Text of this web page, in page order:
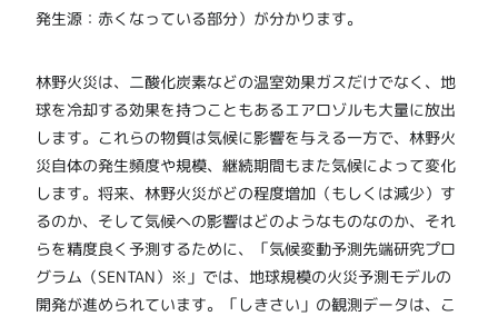
発生源：赤くなっている部分）が分かります。
林野火災は、二酸化炭素などの温室効果ガスだけでなく、地
球を冷却する効果を持つこともあるエアロゾルも大量に放出
します。これらの物質は気候に影響を与える一方で、林野火
災自体の発生頻度や規模、継続期間もまた気候によって変化
します。将来、林野火災がどの程度増加（もしくは減少）す
るのか、そして気候への影響はどのようなものなのか、それ
らを精度良く予測するために、「気候変動予測先端研究プロ
グラム（SENTAN）※」では、地球規模の火災予測モデルの
開発が進められています。「しきさい」の観測データは、こ